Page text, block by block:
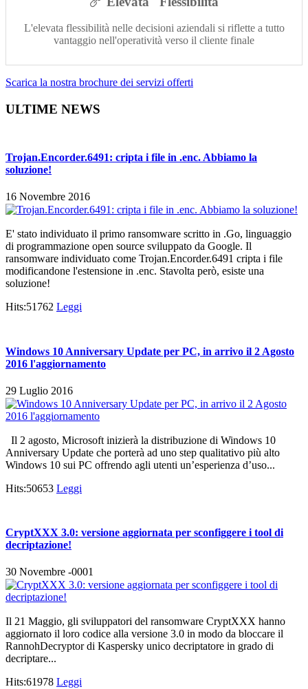
L'elevata flessibilità nelle decisioni aziendali si riflette a tutto
vantaggio nell'operatività verso il cliente finale
Scarica la nostra brochure dei servizi offerti
ULTIME NEWS
Trojan.Encorder.6491: cripta i file in .enc. Abbiamo la
soluzione!
16 Novembre 2016
E' stato individuato il primo ransomware scritto in .Go, linguaggio
di programmazione open source sviluppato da Google. Il
ransomware individuato come Trojan.Encorder.6491 cripta i file
modificandone l'estensione in .enc. Stavolta però, esiste una
soluzione!
Hits:51762 Leggi
Windows 10 Anniversary Update per PC, in arrivo il 2 Agosto
2016 l'aggiornamento
29 Luglio 2016
Il 2 agosto, Microsoft inizierà la distribuzione di Windows 10
Anniversary Update che porterà ad uno step qualitativo più alto
Windows 10 sui PC offrendo agli utenti un’esperienza d’uso...
Hits:50653 Leggi
CryptXXX 3.0: versione aggiornata per sconfiggere i tool di
decriptazione!
30 Novembre -0001
Il 21 Maggio, gli sviluppatori del ransomware CryptXXX hanno
aggiornato il loro codice alla versione 3.0 in modo da bloccare il
RannohDecryptor di Kaspersky unico decriptatore in grado di
decriptare...
Hits:61978 Leggi